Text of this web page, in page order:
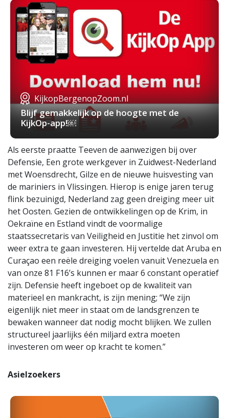
KijkopBergenopZoom.nl
Blijf gemakkelijk op de hoogte met de
KijkOp-app!￼
Als eerste praatte Teeven de aanwezigen bij over
Defensie, Een grote werkgever in Zuidwest-Nederland
met Woensdrecht, Gilze en de nieuwe huisvesting van
de mariniers in Vlissingen. Hierop is enige jaren terug
flink bezuinigd, Nederland zag geen dreiging meer uit
het Oosten. Gezien de ontwikkelingen op de Krim, in
Oekraïne en Estland vindt de voormalige
staatssecretaris van Veiligheid en Justitie het zinvol om
weer extra te gaan investeren. Hij vertelde dat Aruba en
Curaçao een reële dreiging voelen vanuit Venezuela en
van onze 81 F16’s kunnen er maar 6 constant operatief
zijn. Defensie heeft ingeboet op de kwaliteit van
materieel en mankracht, is zijn mening; “We zijn
eigenlijk niet meer in staat om de landsgrenzen te
bewaken wanneer dat nodig mocht blijken. We zullen
structureel jaarlijks één miljard extra moeten
investeren om weer op kracht te komen.”
Asielzoekers